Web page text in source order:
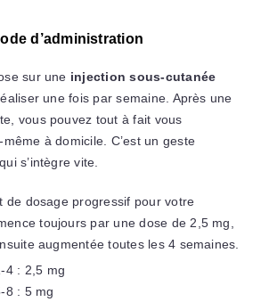
d’administration
sur une injection sous-cutanée
une fois par semaine. Après une
vous pouvez tout à fait vous
même à domicile. C’est un geste
s’intègre vite.
de dosage progressif pour votre
toujours par une dose de 2,5 mg,
augmentée toutes les 4 semaines.
4 : 2,5 mg
8 : 5 mg